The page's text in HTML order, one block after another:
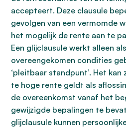
accepteert. Deze clausule
gevolgen van een vermomde
het mogelijk de rente aan te
Een glijclausule werkt alleen
overeengekomen condities
‘pleitbaar standpunt’. Het
te hoge rente geldt als
de overeenkomst vanaf het
gewijzigde bepalingen te
glijclausule kunnen